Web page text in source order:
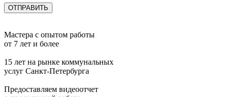
Мастера с опытом работы
от 7 лет и более
15 лет на рынке коммунальных
услуг Санкт-Петербурга
Предоставляем видеоотчет